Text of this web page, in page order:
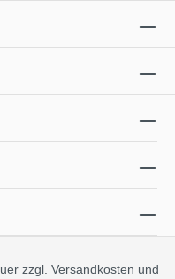
zzgl. Versandkosten und